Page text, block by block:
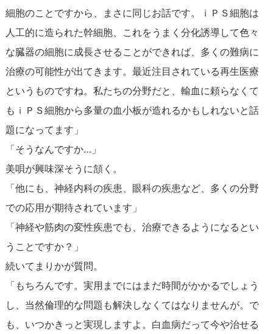
細胞のことですから、まさに同じお話です。ｉＰＳ細胞は
人工的に造られた幹細胞、これをうまく分化誘導して色々
な臓器の細胞に成長させることができれば、多くの難病に
治療の可能性が出てきます。最近注目されている再生医療
というものですね。私たちの分野だと、輸血に頼らなくて
もｉＰＳ細胞から多量の血小板が造れるかもしれないと話
題になってます」
「そうなんですか…」
美唄が興味深そうに頷く。
「他にも、神経内科の疾患、眼科の疾患など、多くの分野
での応用が期待されています」
「神経や筋肉の変性疾患でも、治療できるようになるとい
うことですか？」
続いてまりかが質問。
「もちろんです。実用までにはまだ時間がかかるでしょう
し、当然倫理的な問題も解決しなくてはなりませんが。で
も、いつかきっと実現しますよ。白血病だって今や治せる